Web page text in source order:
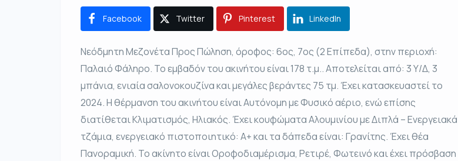
Facebook Twitter Pinterest LinkedIn
Νεόδμητη Μεζονέτα Προς Πώληση, όροφος: 6ος, 7ος (2 Επίπεδα), στην περιοχή:
Παλαιό Φάληρο. Το εμβαδόν του ακινήτου είναι 178 τ.μ.. Αποτελείται από: 3 Υ/Δ, 3
μπάνια, ενιαία σαλονοκουζίνα και μεγάλες βεράντες 75 τμ. Έχει κατασκευαστεί το
2024. Η θέρμανση του ακινήτου είναι Αυτόνομη με Φυσικό αέριο, ενώ επίσης
διατίθεται Κλιματισμός, Ηλιακός. Έχει κουφώματα Αλουμινίου με Διπλά – Ενεργειακά
τζάμια, ενεργειακό πιστοποιητικό: Α+ και τα δάπεδα είναι: Γρανίτης. Έχει θέα
Πανοραμική. Το ακίνητο είναι Οροφοδιαμέρισμα, Ρετιρέ, Φωτεινό και έχει πρόσβαση